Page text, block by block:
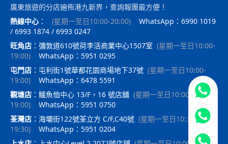
廣東旅遊的分店遍佈港九新界，查詢報團最方便！
熱線中心 ： (星期一至日10:00-20:00)
WhatsApp：6990 1019
/ 6993 1874 / 6993 0247
旺角店 ： 彌敦道610號荷李活商業中心1507室 (星期一至日10:00-
19:00)
WhatsApp：5951 0295
屯門店 ： 屯利街1號華都花園商場地下37號 (星期一至日10:00-
19:00)
WhatsApp：6478 5591
觀塘店 ： 鱷魚恤中心 13/F，16 號店舖 (星期一至日10:00-
19:00)
WhatsApp：5951 0750
荃灣店 ： 海壩街122號荃立方 C/F,C40號 (星期一至日10:30-
19:30)
WhatsApp：5951 0204
立即